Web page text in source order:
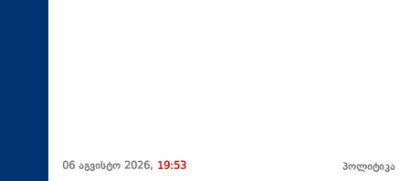
06 აგვისტო 2026, 19:53 პოლიტიკა